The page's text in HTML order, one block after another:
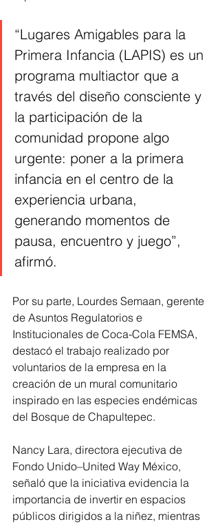
“Lugares Amigables para la
Primera Infancia (LAPIS) es un
programa multiactor que a
través del diseño consciente y
la participación de la
comunidad propone algo
urgente: poner a la primera
infancia en el centro de la
experiencia urbana,
generando momentos de
pausa, encuentro y juego”,
afirmó.
Por su parte, Lourdes Semaan, gerente
de Asuntos Regulatorios e
Institucionales de Coca-Cola FEMSA,
destacó el trabajo realizado por
voluntarios de la empresa en la
creación de un mural comunitario
inspirado en las especies endémicas
del Bosque de Chapultepec.
Nancy Lara, directora ejecutiva de
Fondo Unido–United Way México,
señaló que la iniciativa evidencia la
importancia de invertir en espacios
públicos dirigidos a la niñez, mientras